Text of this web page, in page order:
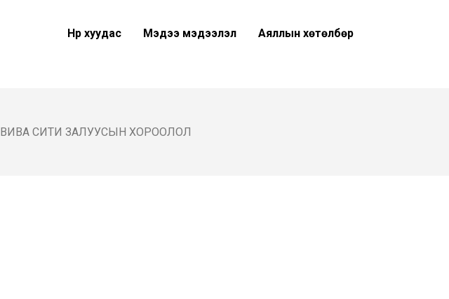
Нүүр хуудас Мэдээ мэдээлэл Аяллын хөтөлбөр
ВИВА СИТИ ЗАЛУУСЫН ХОРООЛОЛ